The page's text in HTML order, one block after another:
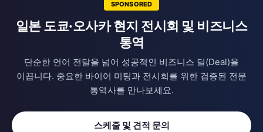
SPONSORED
일본 도쿄·오사카 현지 전시회 및 비즈니스
통역, 성공적인 비즈니스 미
단순한 언어 전달을 넘어 성공적인 비즈니스 딜(Deal)을
이끕니다. 중요한 바이어 미팅과 전시회를 위한 검증된 전문
통역사를 만나보세요.
스케줄 및 견적 문의